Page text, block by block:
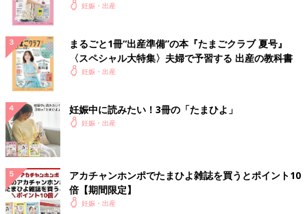
妊娠・出産
まるごと1冊“出産準備”の本『たまごクラブ 夏号』
〈スペシャル大特集〉夫婦で予習する 出産の教科書
妊娠・出産
妊娠中に読みたい！3冊の「たまひよ」
妊娠・出産
アカチャンホンポでたまひよ雑誌を買うとポイント10
倍【期間限定】
妊娠・出産